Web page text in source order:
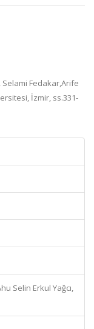
Fedakar,Arife
İzmir, ss.331-
Selin Erkul Yağcı,